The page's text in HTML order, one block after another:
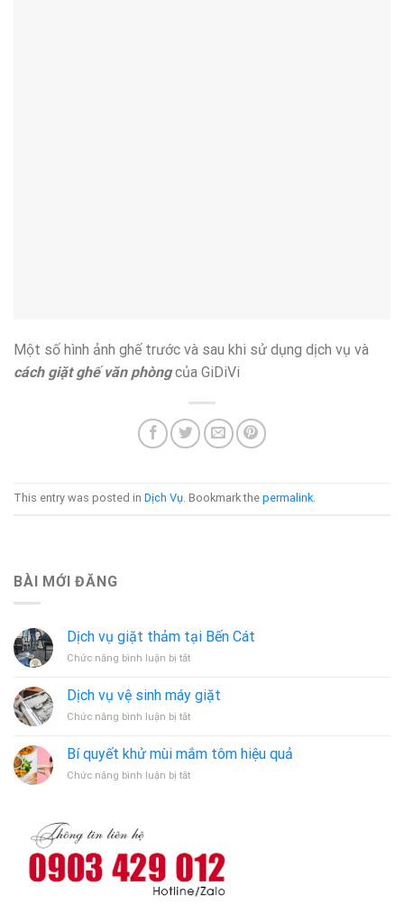
Một số hình ảnh ghế trước và sau khi sử dụng dịch vụ và
cách giặt ghế văn phòngcủa GiDiVi
This entry was posted in Dịch Vụ . Bookmark the permalink
BÀI MỚI ĐĂNG
Dịch vụ giặt thảm tại Bến Cát
Chức năng bình luận bị tắtở
giặt
thảm
Bến
Dịch vụ vệ sinh máy giặt
Chức năng bình luận bị tắtở
vụ
vệ
sinh
Bí quyết khử mùi mắm tôm hiệu quả
Chức năng bình luận bị tắtở
mắm
hiệu
quả